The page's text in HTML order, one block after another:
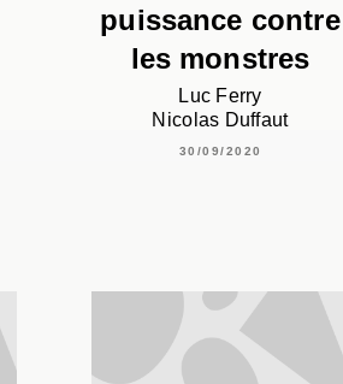
puissance contre
les monstres
Luc Ferry
Nicolas Duffaut
30/09/2020